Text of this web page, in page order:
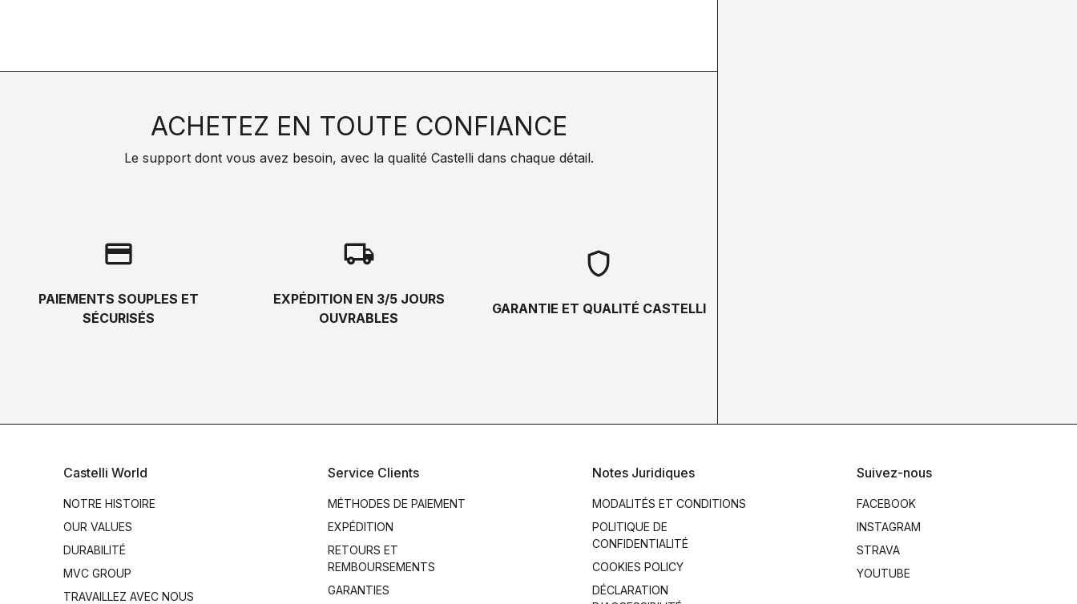
ACHETEZ EN TOUTE CONFIANCE
Le support dont vous avez besoin, avec la qualité Castelli dans chaque détail.
credit_card
PAIEMENTS SOUPLES ET
SÉCURISÉS
local_shipping
EXPÉDITION EN 3/5 JOURS
OUVRABLES
shield
GARANTIE ET QUALITÉ CASTELLI
Castelli World
NOTRE HISTOIRE
OUR VALUES
DURABILITÉ
MVC GROUP
TRAVAILLEZ AVEC NOUS
Service Clients
MÉTHODES DE PAIEMENT
EXPÉDITION
RETOURS ET
REMBOURSEMENTS
GARANTIES
Notes Juridiques
MODALITÉS ET CONDITIONS
POLITIQUE DE
CONFIDENTIALITÉ
COOKIES POLICY
DÉCLARATION
Suivez-nous
FACEBOOK
INSTAGRAM
STRAVA
YOUTUBE